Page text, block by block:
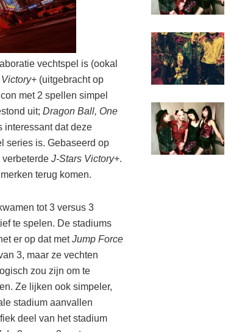
vechtspel is (ookal
(uitgebracht op
met 2 spellen simpel
uit; Dragon Ball, One
interessant dat deze
series is. Gebaseerd op
J-Stars Victory+.
terug komen.
tot 3 versus 3
te spelen. De stadiums
er op dat metJump Force
3, maar ze vechten
zou zijn om te
Ze lijken ook simpeler,
stadium aanvallen
deel van het stadium